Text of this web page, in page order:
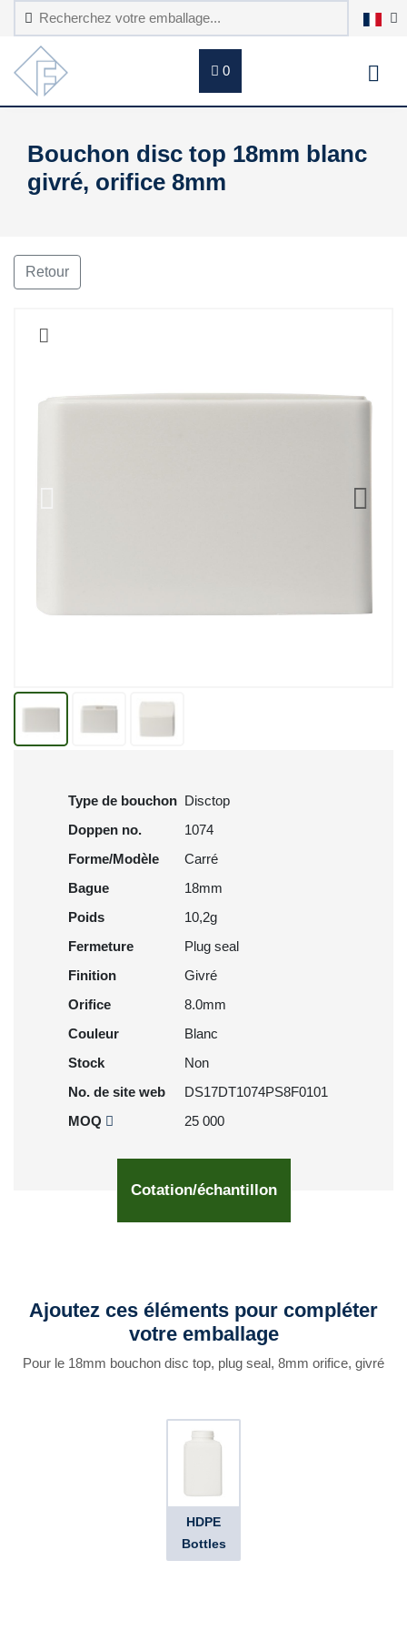
0
Bouchon disc top 18mm blanc
givré, orifice 8mm
Retour
Type de bouchon Disctop
Doppen no.
1074
Forme/Modèle
Carré
Bague
18mm
Poids
10,2g
Fermeture
Plug seal
Finition
Givré
Orifice
8.0mm
Couleur
Blanc
Stock
Non
No. de site web
DS17DT1074PS8F0101
MOQ
25 000
Cotation/échantillon
Ajoutez ces éléments pour compléter
votre emballage
Pour le 18mm bouchon disc top, plug seal, 8mm orifice, givré
HDPE
Bottles